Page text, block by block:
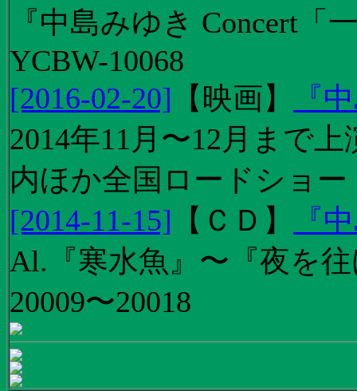
『中島みゆき Concert
YCBW-10068
[2016-02-20] 【 映画】
『
2014年11月〜12月まで
内ほか全国ロードショー
[2014-11-15] 【 ＣＤ 】
『
Al.『寒水魚』〜『夜を
20009〜20018